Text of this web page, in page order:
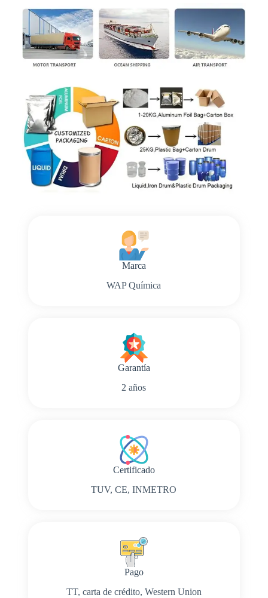
Marca
WAP Química
Garantía
2 años
Certificado
TUV, CE, INMETRO
Pago
TT, carta de crédito, Western Union